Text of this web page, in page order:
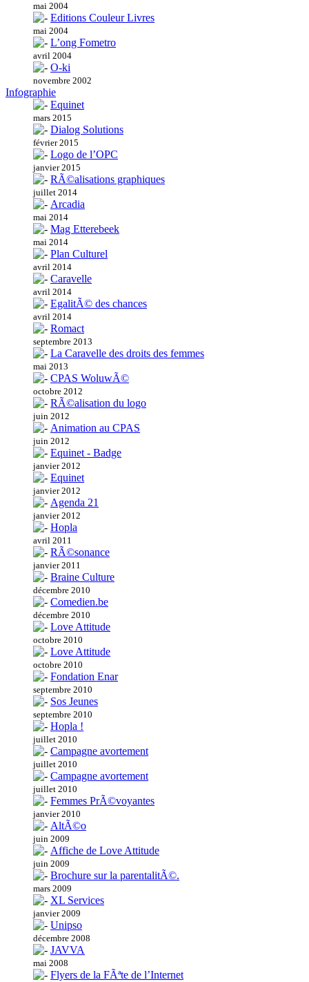
mai 2004
Editions Couleur Livres
mai 2004
L’ong Fometro
avril 2004
O-ki
novembre 2002
Infographie
Equinet
mars 2015
Dialog Solutions
février 2015
Logo de l’OPC
janvier 2015
RÃ©alisations graphiques
juillet 2014
Arcadia
mai 2014
Mag Etterebeek
mai 2014
Plan Culturel
avril 2014
Caravelle
avril 2014
EgalitÃ© des chances
avril 2014
Romact
septembre 2013
La Caravelle des droits des femmes
mai 2013
CPAS WoluwÃ©
octobre 2012
RÃ©alisation du logo
juin 2012
Animation au CPAS
juin 2012
Equinet - Badge
janvier 2012
Equinet
janvier 2012
Agenda 21
janvier 2012
Hopla
avril 2011
RÃ©sonance
janvier 2011
Braine Culture
décembre 2010
Comedien.be
décembre 2010
Love Attitude
octobre 2010
Love Attitude
octobre 2010
Fondation Enar
septembre 2010
Sos Jeunes
septembre 2010
Hopla !
juillet 2010
Campagne avortement
juillet 2010
Campagne avortement
juillet 2010
Femmes PrÃ©voyantes
janvier 2010
AltÃ©o
juin 2009
Affiche de Love Attitude
juin 2009
Brochure sur la parentalitÃ©.
mars 2009
XL Services
janvier 2009
Unipso
décembre 2008
JAVVA
mai 2008
Flyers de la FÃªte de l’Internet